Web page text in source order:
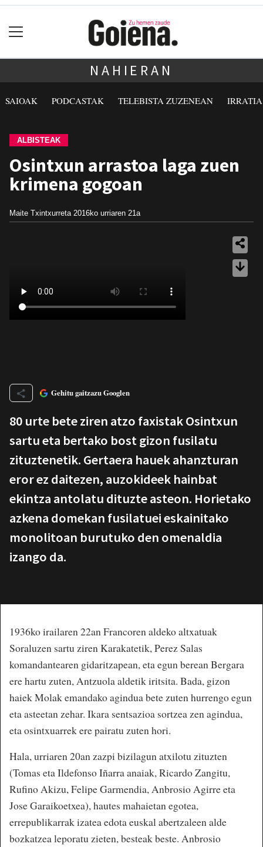
NAHIERAN
SAIOAK PODCASTAK TELEBISTA ZUZENEAN
ALBISTEAK
Osintxun arrastoa laga zuen
krimena gogoan
Maite Txintxurreta 2016ko urriaren 21a
Gehitu gaitzazu Googlen
80 urte bete ziren atzo faxistak Osintxun
sartu eta bertako bost gizon fusilatu
zituztenetik. Gertaera hauek ahanzturan
eror ez daitezen, auzokideek hainbat
ekintza antolatu dituzte asteon. Horietako
azkena domekan fusilatuei eskainitako
monolitoan burutuko den omenaldia
izango da.
1936ko irailaren 22an Francoren aldeko altxatuak
Soraluzen sartu ziren Karakatetik, Perez Salas
komandantearen gidaritzapean, eta egun berean Bergara
ere hartu zuten, Antzuola aldetik iritsita. Bada, gizon
haiek Molak emandako agindua bete zuten hurrengo egun
eta asteetan zehar. Ikara sentsazioa sortzea zen agindua,
eta osintxuarrek ere pairatu zuten hori.
Hala, urriaren 20an zazpi bizilagun atxilotu zituzten
(Tomas eta Ildefonso Iñarra anaiak, Ricardo Zangitu,
Rufino Akizu, Felipe Garmendia, Anbrosio Agirre eta
Jose Garaikoetxea), hautes mahaietan egotea,
errepublikarrak izatea edota euskal abertzaleen alde
bozkatzea leporatu zieten, besteak beste. Anbrosio